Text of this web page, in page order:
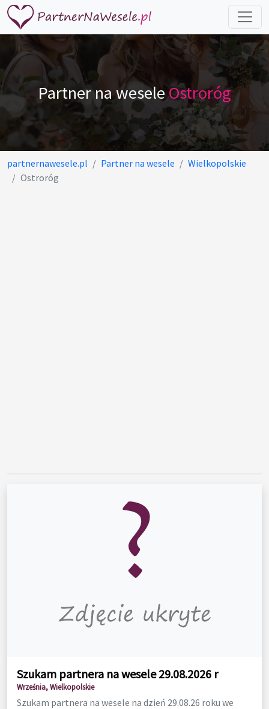
Partner na weseleOstroróg
partnernawesele.pl Partner na wesele
Wielkopolskie
Ostroróg
Szukam partnera na wesele 29.08.2026 r
Września, Wielkopolskie
Szukam partnera na wesele na dzień 29.08.26 roku we